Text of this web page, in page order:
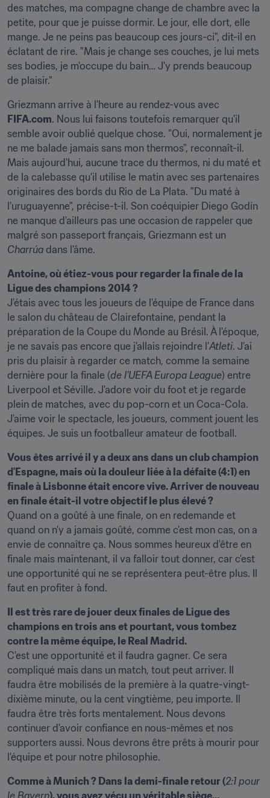
des matches, ma compagne change de chambre avec la
petite, pour que je puisse dormir. Le jour, elle dort, elle
mange. Je ne peins pas beaucoup ces jours-ci", dit-il en
éclatant de rire. "Mais je change ses couches, je lui mets
ses bodies, je m'occupe du bain… J'y prends beaucoup
de plaisir."
FIFA.com. Nous lui faisons toutefois remarquer qu'il
semble avoir oublié quelque chose. "Oui, normalement je
ne me balade jamais sans mon thermos", reconnaît-il.
Mais aujourd'hui, aucune trace du thermos, ni du maté et
de la calebasse qu'il utilise le matin avec ses partenaires
originaires des bords du Rio de La Plata. "Du maté à
l'uruguayenne", précise-t-il. Son coéquipier Diego Godín
ne manque d'ailleurs pas une occasion de rappeler que
Charrúa dans l'âme.
Antoine, où étiez-vous pour regarder la finale de la
Ligue des champions 2014 ?
J'étais avec tous les joueurs de l'équipe de France dans
le salon du château de Clairefontaine, pendant la
préparation de la Coupe du Monde au Brésil. À l'époque,
je ne savais pas encore que j'allais rejoindre l'Atleti. J'ai
pris du plaisir à regarder ce match, comme la semaine
dernière pour la finale (de l'UEFA Europa League) entre
Liverpool et Séville. J'adore voir du foot et je regarde
plein de matches, avec du pop-corn et un Coca-Cola.
J'aime voir le spectacle, les joueurs, comment jouent les
équipes. Je suis un footballeur amateur de football.
Vous êtes arrivé il y a deux ans dans un club champion
d'Espagne, mais où la douleur liée à la défaite (4:1) en
finale à Lisbonne était encore vive. Arriver de nouveau
en finale était-il votre objectif le plus élevé ?
Quand on a goûté à une finale, on en redemande et
quand on n'y a jamais goûté, comme c'est mon cas, on a
envie de connaître ça. Nous sommes heureux d'être en
finale mais maintenant, il va falloir tout donner, car c'est
une opportunité qui ne se représentera peut-être plus. Il
faut en profiter à fond.
Il est très rare de jouer deux finales de Ligue des
champions en trois ans et pourtant, vous tombez
contre la même équipe, le Real Madrid.
C'est une opportunité et il faudra gagner. Ce sera
compliqué mais dans un match, tout peut arriver. Il
faudra être mobilisés de la première à la quatre-vingt-
dixième minute, ou la cent vingtième, peu importe. Il
faudra être très forts mentalement. Nous devons
continuer d'avoir confiance en nous-mêmes et nos
supporters aussi. Nous devrons être prêts à mourir pour
l'équipe et pour notre philosophie.
Comme à Munich ? Dans la demi-finale retour (2:1 pour
le Bayern), vous avez vécu un véritable siège…